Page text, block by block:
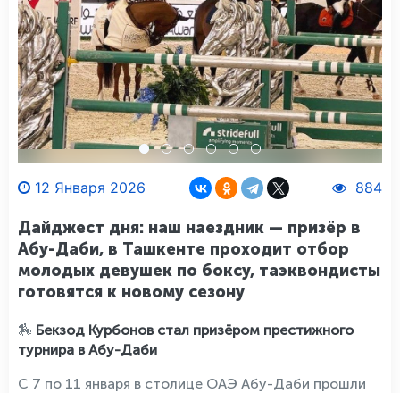
12 Января 2026 884
Дайджест дня: наш наездник — призёр в
Абу-Даби, в Ташкенте проходит отбор
молодых девушек по боксу, таэквондисты
готовятся к новому сезону
🏇 Бекзод Курбонов стал призёром престижного
турнира в Абу-Даби
С 7 по 11 января в столице ОАЭ Абу-Даби прошли